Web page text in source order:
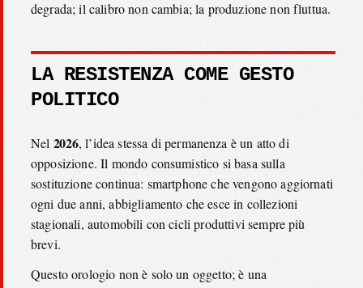
degrada; il calibro non cambia; la produzione non fluttua.
LA RESISTENZA COME GESTO
POLITICO
Nel 2026, l’idea stessa di permanenza è un atto di
opposizione. Il mondo consumistico si basa sulla
sostituzione continua: smartphone che vengono aggiornati
ogni due anni, abbigliamento che esce in collezioni
stagionali, automobili con cicli produttivi sempre più
brevi.
Questo orologio non è solo un oggetto; è una